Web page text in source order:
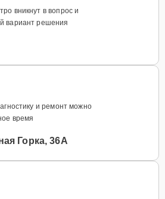
вникнут в вопрос и
вариант решения
и ремонт можно
время
Горка, 36А